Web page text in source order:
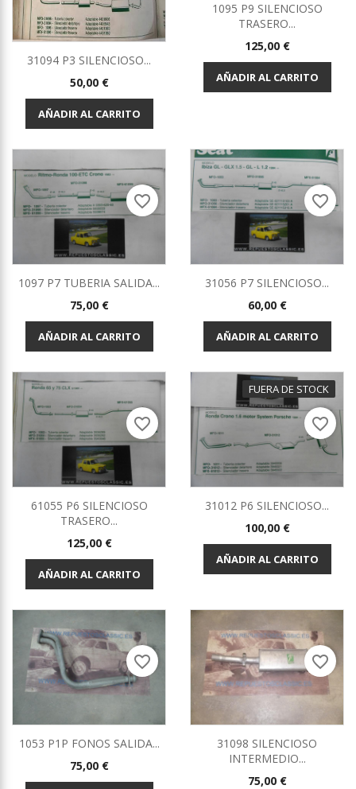
31094 P3 SILENCIOSO...
Precio
50,00 €
AÑADIR AL CARRITO
1095 P9 SILENCIOSO
TRASERO...
Precio
125,00 €
AÑADIR AL CARRITO
1097 P7 TUBERIA SALIDA...
Precio
75,00 €
AÑADIR AL CARRITO
favorite_border
31056 P7 SILENCIOSO...
Precio
60,00 €
AÑADIR AL CARRITO
favorite_border
61055 P6 SILENCIOSO
TRASERO...
Precio
125,00 €
AÑADIR AL CARRITO
favorite_border
FUERA DE STOCK
31012 P6 SILENCIOSO...
Precio
100,00 €
AÑADIR AL CARRITO
favorite_border
1053 P1P FONOS SALIDA...
Precio
75,00 €
favorite_border
31098 SILENCIOSO
INTERMEDIO...
Precio
75,00 €
favorite_border